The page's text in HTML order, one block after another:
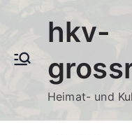
hkv-
Heimat- und